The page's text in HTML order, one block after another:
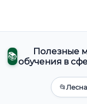
📚
Полезные
обучения в
📂